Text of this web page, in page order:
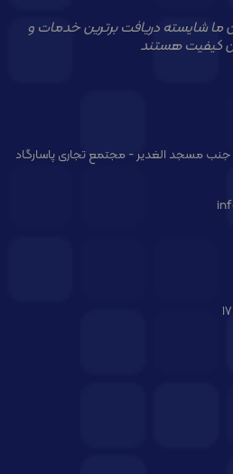
ما شایسته دریافت برترین خدمات و
کیفیت هستند
- جنب مسجد الغدیر - مجتمع تجاری پاسارگاد